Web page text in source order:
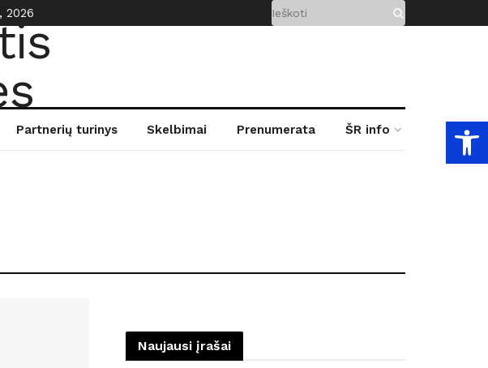
2026
Partnerių turinys Skelbimai Prenumerata ŠR info
Naujausi įrašai